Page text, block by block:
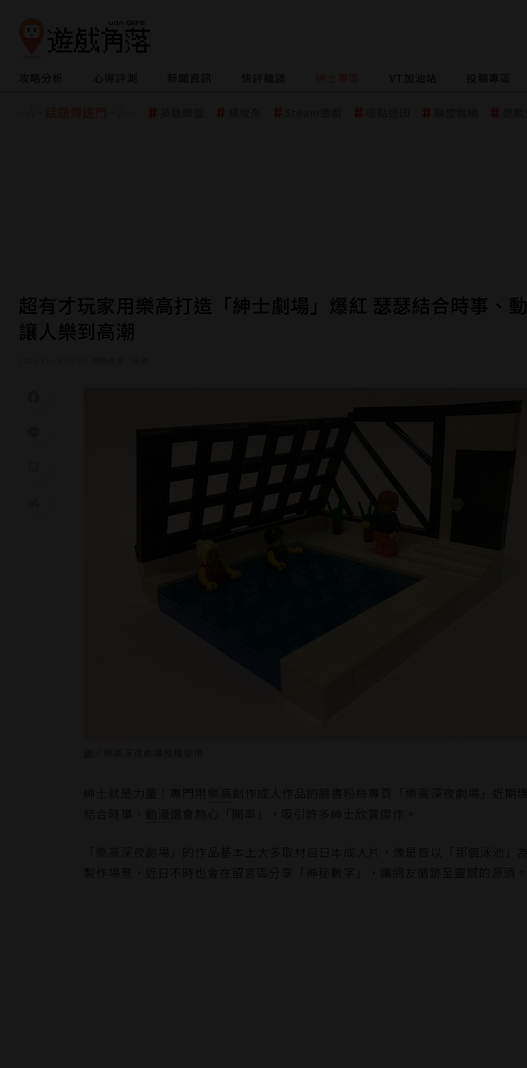
攻略分析 心得評測 新聞資訊 快評雜談 VT加油站 投稿專區
超有才玩家用樂高打造「紳士劇場」爆紅 瑟瑟結合時事、
讓人樂到高潮
紳士就是力量！專門用 樂高 創作成人作品的臉書粉絲專頁「樂高深夜劇場」近期
結合時事、
動漫還會熱心「開車」，吸引許多紳士欣賞傑作。
「樂高深夜劇場」的作品基本上大多取材自日本成人片，像是曾以「那個泳池」
製作場景，近日不時也會在留言區分享「神秘數字」，讓網友循跡至靈感的源頭。